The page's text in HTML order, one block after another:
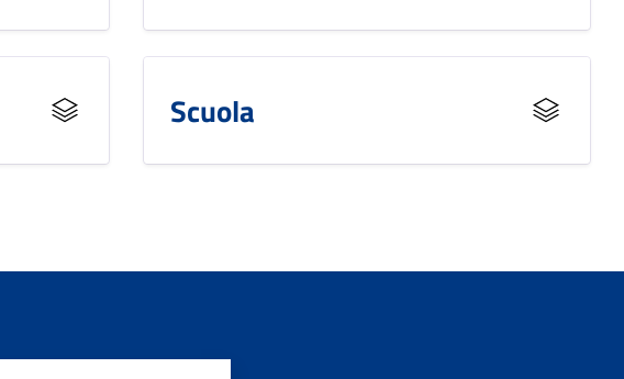
Scuola